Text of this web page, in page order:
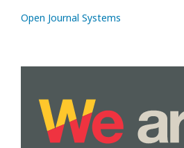
Open Journal Systems